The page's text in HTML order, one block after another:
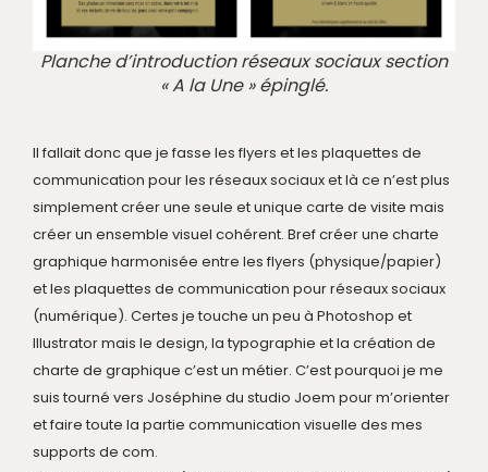
Planche d’introduction réseaux sociaux section
« A la Une » épinglé.
Il fallait donc que je fasse les flyers et les plaquettes de
communication pour les réseaux sociaux et là ce n’est plus
simplement créer une seule et unique carte de visite mais
créer un ensemble visuel cohérent. Bref créer une charte
graphique harmonisée entre les flyers (physique/papier)
et les plaquettes de communication pour réseaux sociaux
(numérique). Certes je touche un peu à Photoshop et
Illustrator mais le design, la typographie et la création de
charte de graphique c’est un métier. C’est pourquoi je me
suis tourné vers Joséphine du studio Joem pour m’orienter
et faire toute la partie communication visuelle des mes
supports de com.